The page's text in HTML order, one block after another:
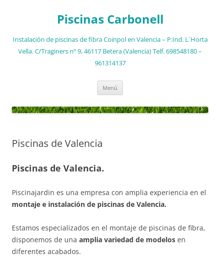
Piscinas Carbonell
Instalación de piscinas de fibra Coinpol en Valencia – P.Ind. L`Horta
Vella. C/Traginers nº 9, 46117 Betera (Valencia) Telf. 698548180 –
961314137
Menú
Piscinas de Valencia
Piscinas de Valencia.
Piscinajardin es una empresa con amplia experiencia en el
montaje e instalación de piscinas de Valencia.
Estamos especializados en el montaje de piscinas de fibra,
disponemos de una amplia variedad de modelos en
diferentes acabados.